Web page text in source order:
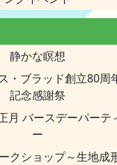
静かな瞑想
・ブラッド創立80周
記念感謝祭
月 バースデーパーテ
ー
クショップ～生地成